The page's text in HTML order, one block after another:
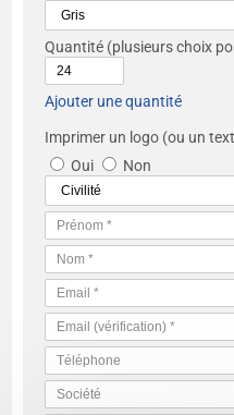
Quantité (plusieurs choix
Ajouter une quantité
Imprimer un logo (ou un
Oui
Non